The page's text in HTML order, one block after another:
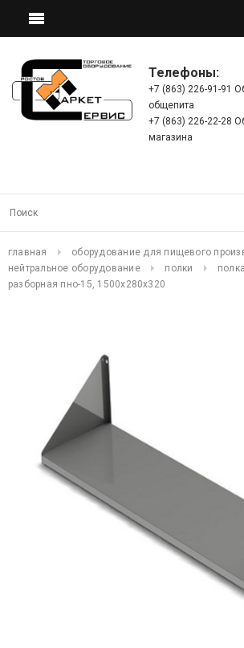
Телефоны:
+7 (863) 226-91-91
общепита
+7 (863) 226-22-28
магазина
главная
оборудование для пищевого
нейтральное оборудование
полки
разборная пно-15, 1500х280х320